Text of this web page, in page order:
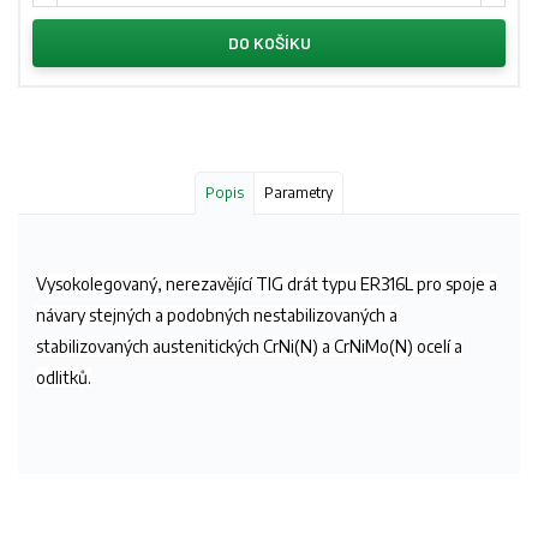
DO KOŠÍKU
Popis Parametry
Vysokolegovaný, nerezavějící TIG drát typu ER316L pro spoje a
návary stejných a podobných nestabilizovaných a
stabilizovaných austenitických CrNi(N) a CrNiMo(N) ocelí a
odlitků.